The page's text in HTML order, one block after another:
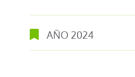
AÑO 2024